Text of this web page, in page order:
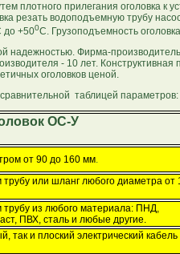
плотного прилегания оголовка к
резать водоподъемную трубу
до +500С. Грузоподъемность оголовка
надежностью. Фирма-
- 10 лет. Конструктивная
оголовков ценой.
таблицей параметров:
ОС-У
от 90 до 160 мм.
трубу или шланг любого диаметра от
трубу из любого материала: ПНД,
ПВХ, сталь и любые другие.
так и плоский электрический